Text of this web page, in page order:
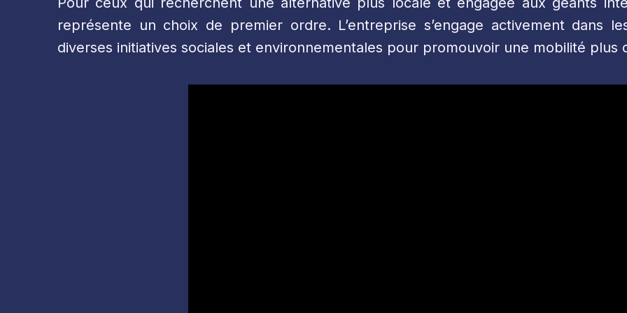
représente un choix de premier ordre. L’entreprise s’engage activement dans
diverses initiatives sociales et environnementales pour promouvoir une mobilité plus